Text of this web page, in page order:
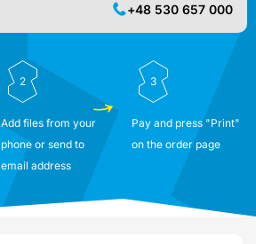
+48 530 657 000
2
Add files from your
phone or send to
email address
3
Pay and press "Print"
on the order page